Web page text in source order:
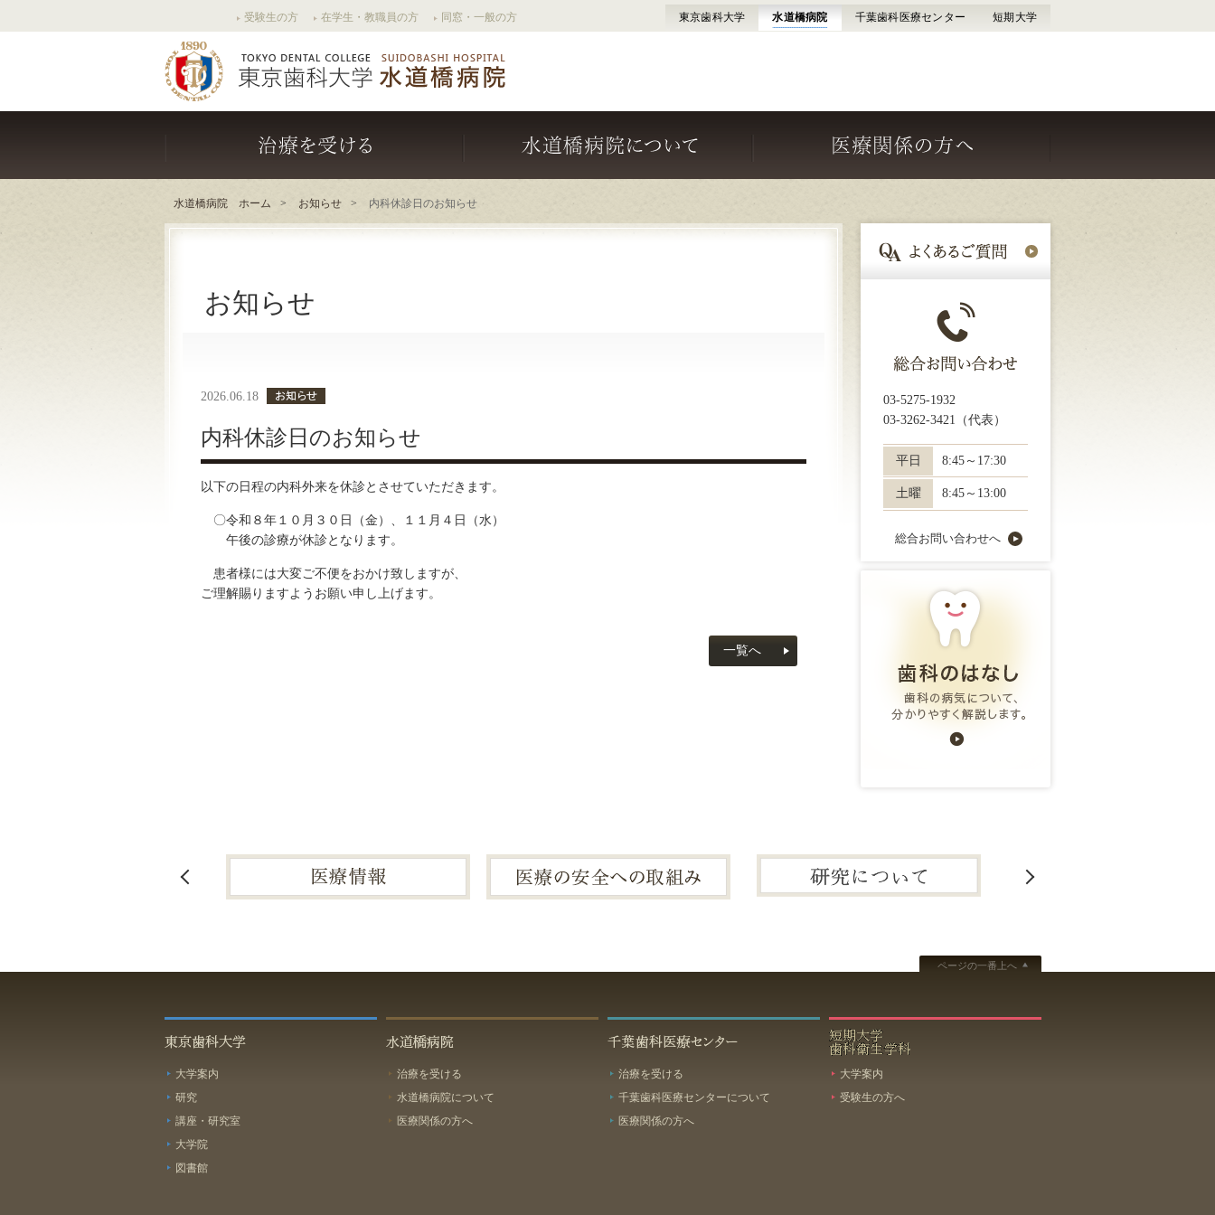
受験生の方 在学生・教職員の方 同窓・一般の方 東京歯科大学 水道橋病院 千葉歯科医療センター 短期大学
水道橋病院 ホーム お知らせ 内科休診日のお知らせ
お知らせ
2026.06.18
内科休診日のお知らせ
以下の日程の内科外来を休診とさせていただきます。
〇令和８年１０月３０日（金）、１１月４日（水）
午後の診療が休診となります。
患者様には大変ご不便をおかけ致しますが、
ご理解賜りますようお願い申し上げます。
一覧へ
03-5275-1932
03-3262-3421 （代表）
平日 8:45～17:30
土曜 8:45～13:00
総合お問い合わせへ
ページの一番上へ
東京歯科大学
大学案内
研究
講座・研究室
大学院
図書館
水道橋病院
治療を受ける
水道橋病院について
医療関係の方へ
千葉歯科医療センター
治療を受ける
千葉歯科医療センターについて
医療関係の方へ
短期大学歯科衛生学科
大学案内
受験生の方へ